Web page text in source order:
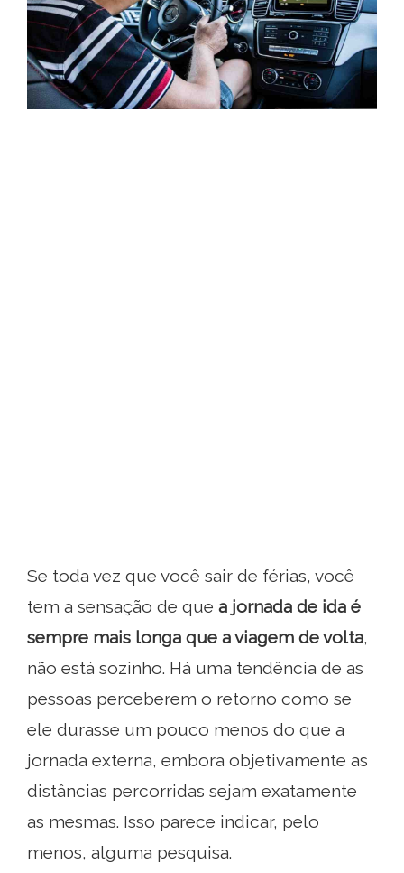
Se toda vez que você sair de férias, você
tem a sensação de que a jornada de ida é
sempre mais longa que a viagem de volta,
não está sozinho. Há uma tendência de as
pessoas perceberem o retorno como se
ele durasse um pouco menos do que a
jornada externa, embora objetivamente as
distâncias percorridas sejam exatamente
as mesmas. Isso parece indicar, pelo
menos, alguma pesquisa.